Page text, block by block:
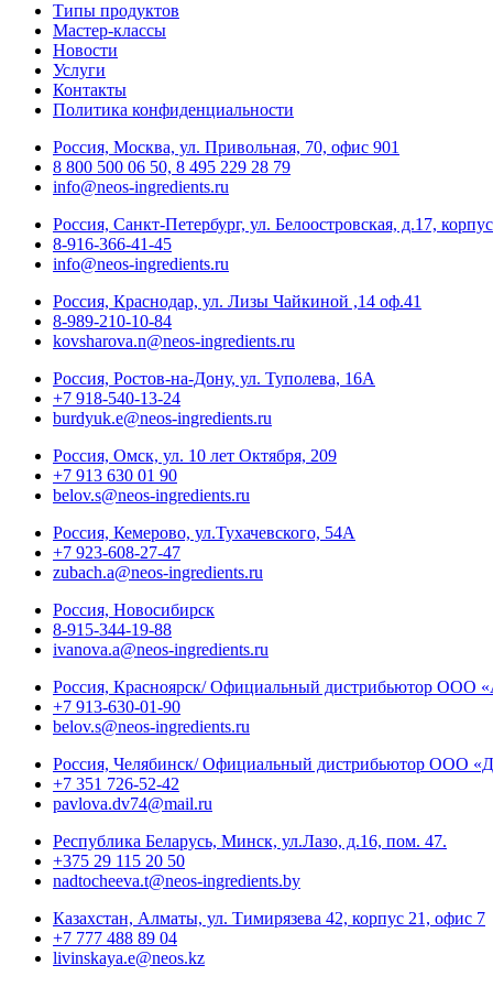
Типы продуктов
Мастер-классы
Новости
Услуги
Контакты
Политика конфиденциальности
Россия, Москва, ул. Привольная, 70, офис 901
8 800 500 06 50, 8 495 229 28 79
info@neos-ingredients.ru
Россия, Санкт-Петербург, ул. Белоостровская, д.17,
8-916-366-41-45
info@neos-ingredients.ru
Россия, Краснодар, ул. Лизы Чайкиной ,14 оф.41
8-989-210-10-84
kovsharova.n@neos-ingredients.ru
Россия, Ростов-на-Дону, ул. Туполева, 16А
+7 918-540-13-24
burdyuk.e@neos-ingredients.ru
Россия, Омск, ул. 10 лет Октября, 209
+7 913 630 01 90
belov.s@neos-ingredients.ru
Россия, Кемерово, ул.Тухачевского, 54А
+7 923-608-27-47
zubach.a@neos-ingredients.ru
Россия, Новосибирск
8-915-344-19-88
ivanova.a@neos-ingredients.ru
Россия, Красноярск/ Официальный дистрибьютор ООО
+7 913-630-01-90
belov.s@neos-ingredients.ru
Россия, Челябинск/ Официальный дистрибьютор ООО
+7 351 726-52-42
pavlova.dv74@mail.ru
Республика Беларусь, Минск, ул.Лазо, д.16, пом. 47.
+375 29 115 20 50
nadtocheeva.t@neos-ingredients.by
Казахстан, Алматы, ул. Тимирязева 42, корпус 21, офис 7
+7 777 488 89 04
livinskaya.e@neos.kz